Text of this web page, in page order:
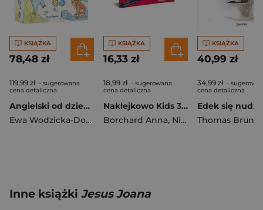
KSIĄŻKA
78,48 zł
119,99 zł - sugerowana
cena detaliczna
Angielski od dziecka - zestaw 16 książek dwujęzycznych
Ewa Wodzicka-Dondziłło
KSIĄŻKA
16,33 zł
18,99 zł - sugerowana
cena detaliczna
Naklejkowo Kids 3 + Cozy zwierzaki
Borchard Anna, Niewielska Monika
KSIĄŻKA
40,99 zł
34,99 zł -
cena detaliczna
Edek się nudzi
Thomas
Inne książki Jesus Joana